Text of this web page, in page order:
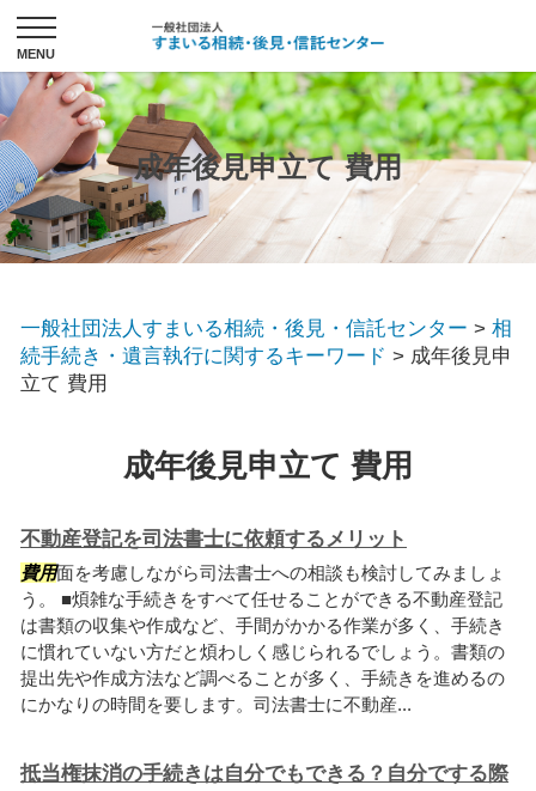
成年後見申立て 費用
一般社団法人すまいる相続・後見・信託センター > 相
続手続き・遺言執行に関するキーワード > 成年後見申
立て 費用
成年後見申立て 費用
不動産登記を司法書士に依頼するメリット
費用面を考慮しながら司法書士への相談も検討してみましょ
う。 ■煩雑な手続きをすべて任せることができる不動産登記
は書類の収集や作成など、手間がかかる作業が多く、手続き
に慣れていない方だと煩わしく感じられるでしょう。書類の
提出先や作成方法など調べることが多く、手続きを進めるの
にかなりの時間を要します。司法書士に不動産...
抵当権抹消の手続きは自分でもできる？自分でする際